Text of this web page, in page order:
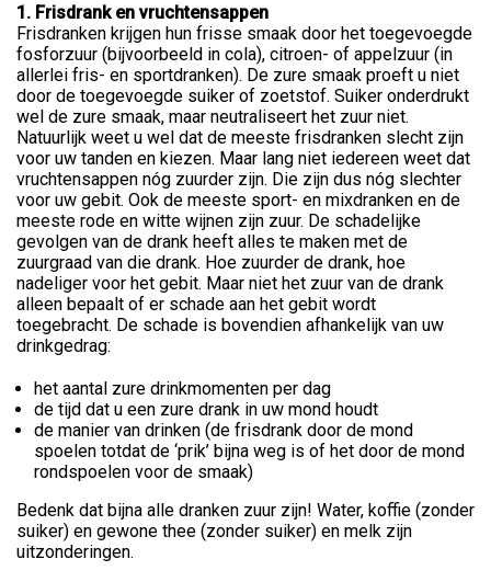
1. Frisdrank en vruchtensappen
Frisdranken krijgen hun frisse smaak door het toegevoegde
fosforzuur (bijvoorbeeld in cola), citroen- of appelzuur (in
allerlei fris- en sportdranken). De zure smaak proeft u niet
door de toegevoegde suiker of zoetstof. Suiker onderdrukt
wel de zure smaak, maar neutraliseert het zuur niet.
Natuurlijk weet u wel dat de meeste frisdranken slecht zijn
voor uw tanden en kiezen. Maar lang niet iedereen weet dat
vruchtensappen nóg zuurder zijn. Die zijn dus nóg slechter
voor uw gebit. Ook de meeste sport- en mixdranken en de
meeste rode en witte wijnen zijn zuur. De schadelijke
gevolgen van de drank heeft alles te maken met de
zuurgraad van die drank. Hoe zuurder de drank, hoe
nadeliger voor het gebit. Maar niet het zuur van de drank
alleen bepaalt of er schade aan het gebit wordt
toegebracht. De schade is bovendien afhankelijk van uw
drinkgedrag:
het aantal zure drinkmomenten per dag
de tijd dat u een zure drank in uw mond houdt
de manier van drinken (de frisdrank door de mond
spoelen totdat de ‘prik’ bijna weg is of het door de mond
rondspoelen voor de smaak)
Bedenk dat bijna alle dranken zuur zijn! Water, koffie (zonder
suiker) en gewone thee (zonder suiker) en melk zijn
uitzonderingen.